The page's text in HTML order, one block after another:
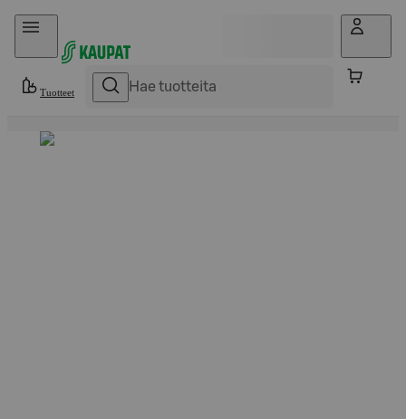
Hyppää sisältöön
Tuotteet